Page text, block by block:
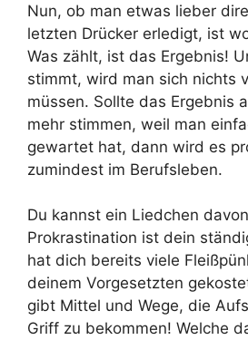
Nun, ob man etwas lieber
letzten Drücker erledigt, ist
Was zählt, ist das Ergebnis!
stimmt, wird man sich nichts
müssen. Sollte das Ergebnis
mehr stimmen, weil man
gewartet hat, dann wird es
zumindest im Berufsleben.
Du kannst ein Liedchen
Prokrastination ist dein
hat dich bereits viele
deinem Vorgesetzten
gibt Mittel und Wege, die
Griff zu bekommen! Welche